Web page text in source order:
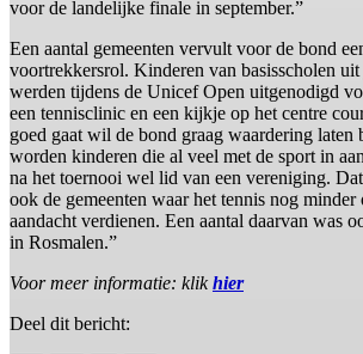
voor de landelijke finale in september.”
Een aantal gemeenten vervult voor de bond
voortrekkersrol. Kinderen van basisscholen
werden tijdens de Unicef Open uitgenodigd
een tennisclinic en een kijkje op het centre
goed gaat wil de bond graag waardering
worden kinderen die al veel met de sport in
na het toernooi wel lid van een vereniging.
ook de gemeenten waar het tennis nog minder
aandacht verdienen. Een aantal daarvan was
in Rosmalen.”
Voor meer informatie: klikhier
Deel dit bericht: